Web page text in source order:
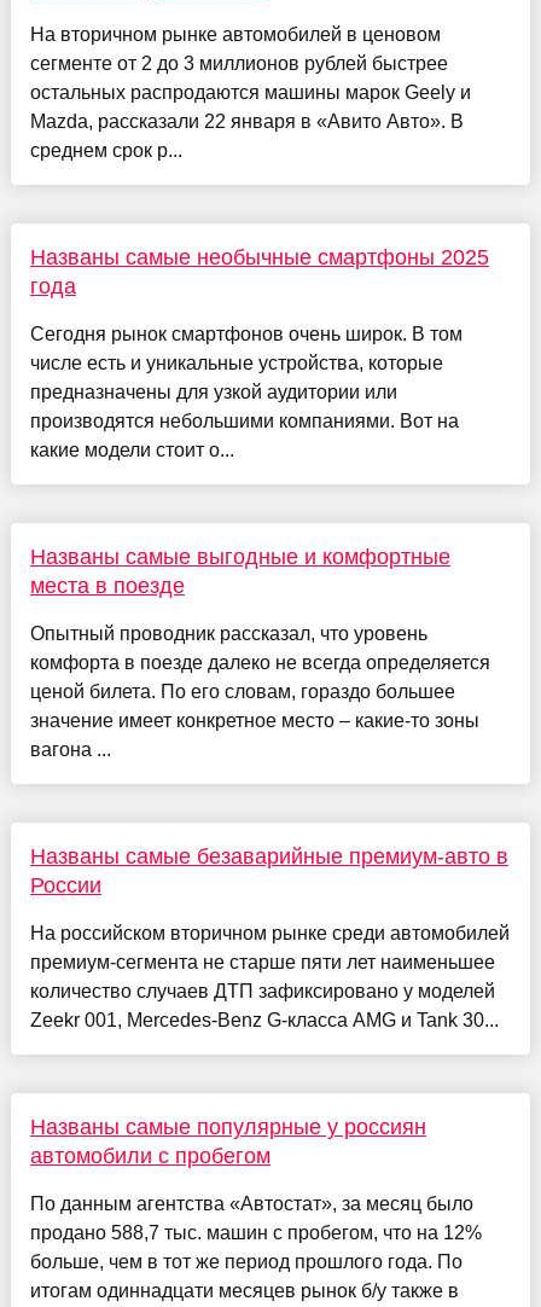
На вторичном рынке автомобилей в ценовом
сегменте от 2 до 3 миллионов рублей быстрее
остальных распродаются машины марок Geely и
Mazda, рассказали 22 января в «Авито Авто». В
среднем срок р...
Названы самые необычные смартфоны 2025
года
Сегодня рынок смартфонов очень широк. В том
числе есть и уникальные устройства, которые
предназначены для узкой аудитории или
производятся небольшими компаниями. Вот на
какие модели стоит о...
Названы самые выгодные и комфортные
места в поезде
Опытный проводник рассказал, что уровень
комфорта в поезде далеко не всегда определяется
ценой билета. По его словам, гораздо большее
значение имеет конкретное место – какие-то зоны
вагона ...
Названы самые безаварийные премиум-авто в
России
На российском вторичном рынке среди автомобилей
премиум-сегмента не старше пяти лет наименьшее
количество случаев ДТП зафиксировано у моделей
Zeekr 001, Mercedes-Benz G-класса AMG и Tank 30...
Названы самые популярные у россиян
автомобили с пробегом
По данным агентства «Автостат», за месяц было
продано 588,7 тыс. машин с пробегом, что на 12%
больше, чем в тот же период прошлого года. По
итогам одиннадцати месяцев рынок б/у также в